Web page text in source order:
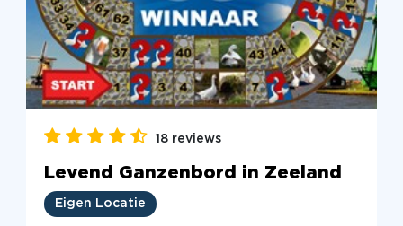
18 reviews
Levend Ganzenbord in Zeeland
Eigen Locatie